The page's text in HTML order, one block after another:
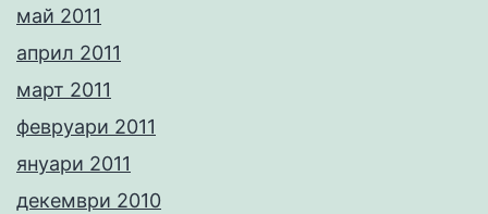
май 2011
април 2011
март 2011
февруари 2011
януари 2011
декември 2010